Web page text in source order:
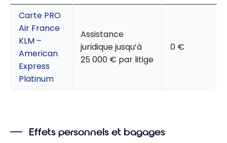
Carte PRO
Air France
KLM –
American
Express
Platinum
Assistance
juridique jusqu’à
25 000 € par litige
0 €
Effets personnels et bagages